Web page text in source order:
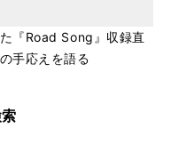
『Road Song』収録直
手応えを語る